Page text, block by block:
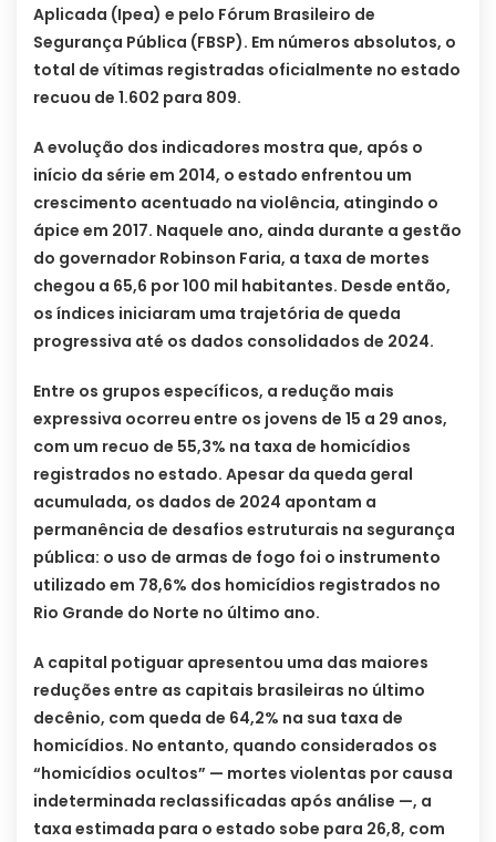
Aplicada (Ipea) e pelo Fórum Brasileiro de
Segurança Pública (FBSP). Em números absolutos, o
total de vítimas registradas oficialmente no estado
recuou de 1.602 para 809.
A evolução dos indicadores mostra que, após o
início da série em 2014, o estado enfrentou um
crescimento acentuado na violência, atingindo o
ápice em 2017. Naquele ano, ainda durante a gestão
do governador Robinson Faria, a taxa de mortes
chegou a 65,6 por 100 mil habitantes. Desde então,
os índices iniciaram uma trajetória de queda
progressiva até os dados consolidados de 2024.
Entre os grupos específicos, a redução mais
expressiva ocorreu entre os jovens de 15 a 29 anos,
com um recuo de 55,3% na taxa de homicídios
registrados no estado. Apesar da queda geral
acumulada, os dados de 2024 apontam a
permanência de desafios estruturais na segurança
pública: o uso de armas de fogo foi o instrumento
utilizado em 78,6% dos homicídios registrados no
Rio Grande do Norte no último ano.
A capital potiguar apresentou uma das maiores
reduções entre as capitais brasileiras no último
decênio, com queda de 64,2% na sua taxa de
homicídios. No entanto, quando considerados os
“homicídios ocultos” — mortes violentas por causa
indeterminada reclassificadas após análise —, a
taxa estimada para o estado sobe para 26,8, com